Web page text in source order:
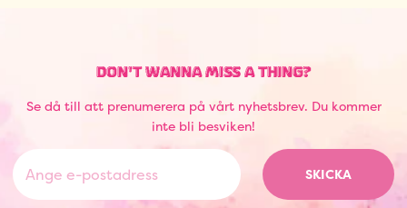
DON'T WANNA MISS A THING?
Se då till att prenumerera på vårt nyhetsbrev. Du kommer
inte bli besviken!
SKICKA